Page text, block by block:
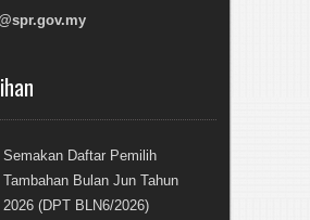
Semakan Daftar Pemilih
Tambahan Bulan Jun Tahun
2026 (DPT BLN6/2026)